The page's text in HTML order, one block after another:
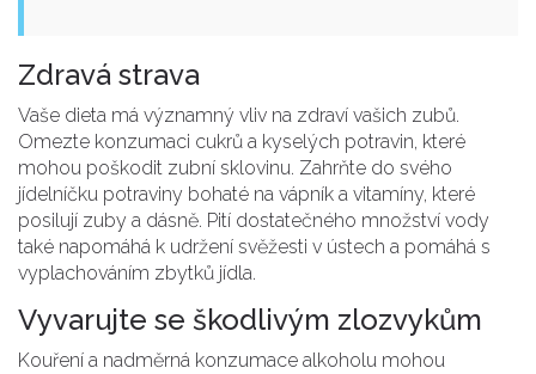
Zdravá strava
Vaše dieta má významný vliv na zdraví vašich zubů.
Omezte konzumaci cukrů a kyselých potravin, které
mohou poškodit zubní sklovinu. Zahrňte do svého
jídelníčku potraviny bohaté na vápník a vitamíny, které
posilují zuby a dásně. Pití dostatečného množství vody
také napomáhá k udržení svěžesti v ústech a pomáhá s
vyplachováním zbytků jídla.
Vyvarujte se škodlivým zlozvykům
Kouření a nadměrná konzumace alkoholu mohou